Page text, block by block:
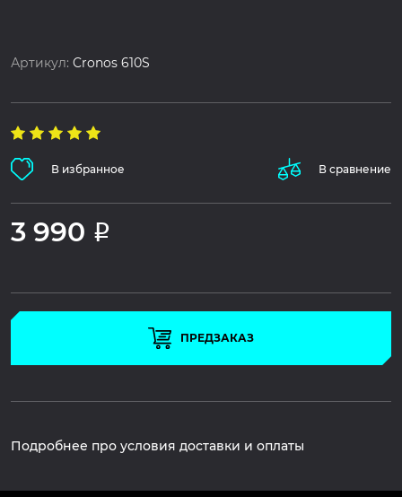
Артикул:Cronos 610S
В избранное В сравнение
3 990 Р
ПРЕДЗАКАЗ
Подробнее про условия доставки и оплаты